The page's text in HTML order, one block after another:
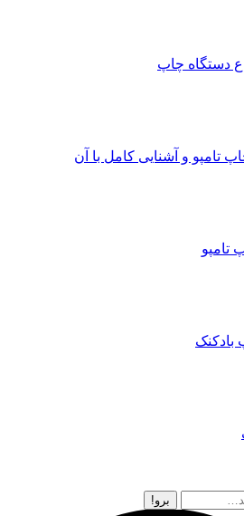
دستگاه چاپ
تامپو و آشنایی کامل با آن
تامپو
بادکنک